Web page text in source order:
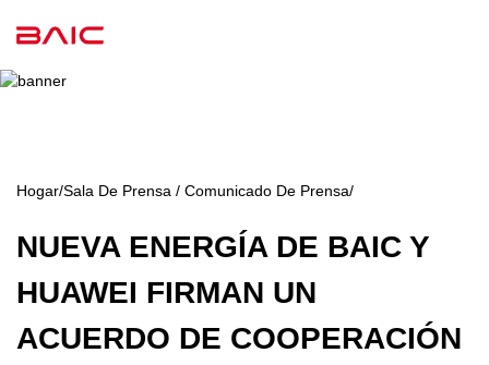
Hogar/Sala De Prensa / Comunicado De Prensa/
NUEVA ENERGÍA DE BAIC Y
HUAWEI FIRMAN UN
ACUERDO DE COOPERACIÓN